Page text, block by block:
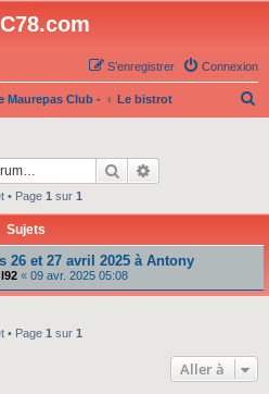
Connexion
S’enregistrer
Maurepas Club - Le bistrot
Rechercher
• Page 1 sur 1
Sujets
26 et 27 avril 2025 à Antony
« 09 avr. 2025 05:08
• Page 1 sur 1
Aller à